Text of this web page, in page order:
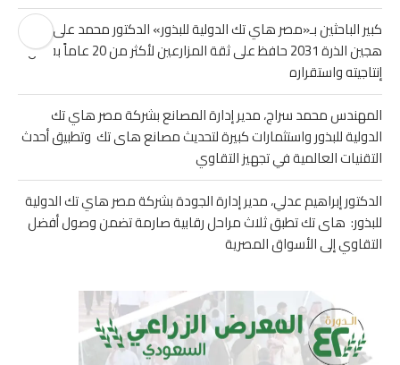
كبير الباحثين بـ«مصر هاي تك الدولية للبذور» الدكتور محمد على نصر
هجين الذرة 2031 حافظ على ثقة المزارعين لأكثر من 20 عاماً بفضل
إنتاجيته واستقراره
المهندس محمد سراج، مدير إدارة المصانع بشركة مصر هاي تك
الدولية للبذور واستثمارات كبيرة لتحديث مصانع هاى تك وتطبيق أحدث
التقنيات العالمية في تجهيز التقاوي
الدكتور إبراهيم عدلي، مدير إدارة الجودة بشركة مصر هاي تك الدولية
للبذور: هاى تك تطبق ثلاث مراحل رقابية صارمة تضمن وصول أفضل
التقاوي إلى الأسواق المصرية